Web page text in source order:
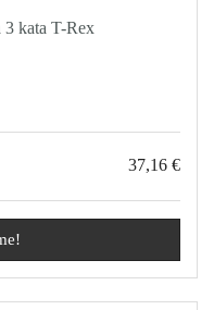
kata T-Rex
37,16 €